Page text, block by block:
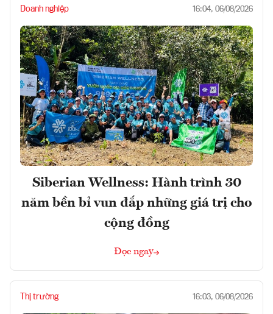
Doanh nghiệp 16:04, 06/08/2026
Siberian Wellness: Hành trình 30
năm bền bỉ vun đắp những giá trị cho
cộng đồng
Đọc ngay
Thị trường 16:03, 06/08/2026